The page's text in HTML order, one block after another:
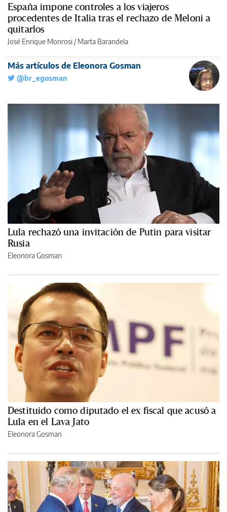
España impone controles a los viajeros
procedentes de Italia tras el rechazo de Meloni a
quitarlos
José Enrique Monrosi / Marta Barandela
Más artículos de Eleonora Gosman
@br_egosman
Lula rechazó una invitación de Putin para visitar
Rusia
Eleonora Gosman
Destituido como diputado el ex fiscal que acusó a
Lula en el Lava Jato
Eleonora Gosman